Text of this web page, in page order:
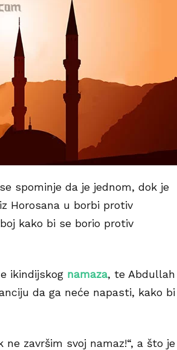
spominje da je jednom, dok je
Horosana u borbi protiv
kako bi se borio protiv
ikindijskog namaza, te Abdullah
da ga neće napasti, kako bi
završim svoj namaz!“, a što je